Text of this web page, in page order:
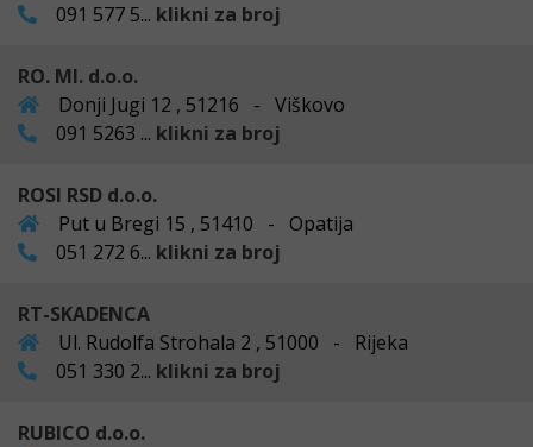
091 577 5... klikni za broj
RO. MI. d.o.o.
Donji Jugi 12 , 51216 - Viškovo
091 5263 ... klikni za broj
ROSI RSD d.o.o.
Put u Bregi 15 , 51410 - Opatija
051 272 6... klikni za broj
RT-SKADENCA
Ul. Rudolfa Strohala 2 , 51000 - Rijeka
051 330 2... klikni za broj
RUBICO d.o.o.